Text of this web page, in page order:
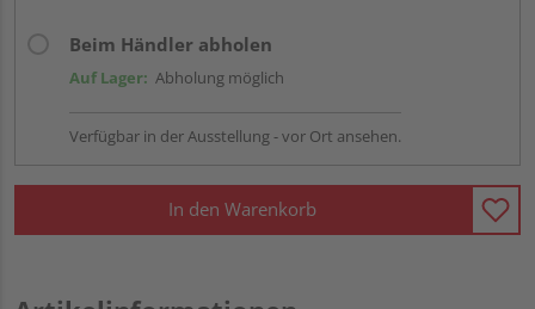
Beim Händler abholen
Auf Lager: Abholung möglich
Verfügbar in der Ausstellung - vor Ort ansehen.
In den Warenkorb